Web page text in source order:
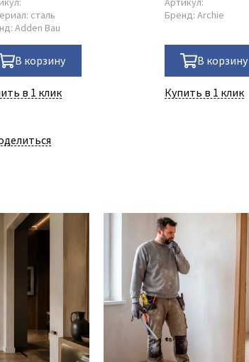
сталь
Adden Bau
В корзину
в 1 клик
Бренд: Archie
В корзину
Купить в 1 клик
25 Июля 2026